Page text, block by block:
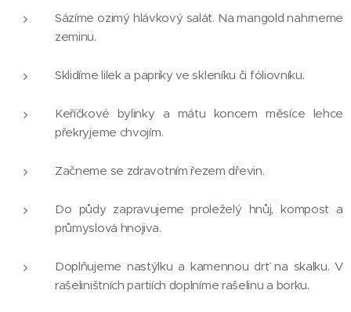
Sázíme ozimý hlávkový salát. Na mangold nahrneme
zeminu.
Sklidíme lilek a papriky ve skleníku či fóliovníku.
Keříčkové bylinky a mátu koncem měsíce lehce
překryjeme chvojím.
Začneme se zdravotním řezem dřevin.
Do půdy zapravujeme proleželý hnůj, kompost a
průmyslová hnojiva.
Doplňujeme nastýlku a kamennou drť na skalku. V
rašeliništních partiích doplníme rašelinu a borku.